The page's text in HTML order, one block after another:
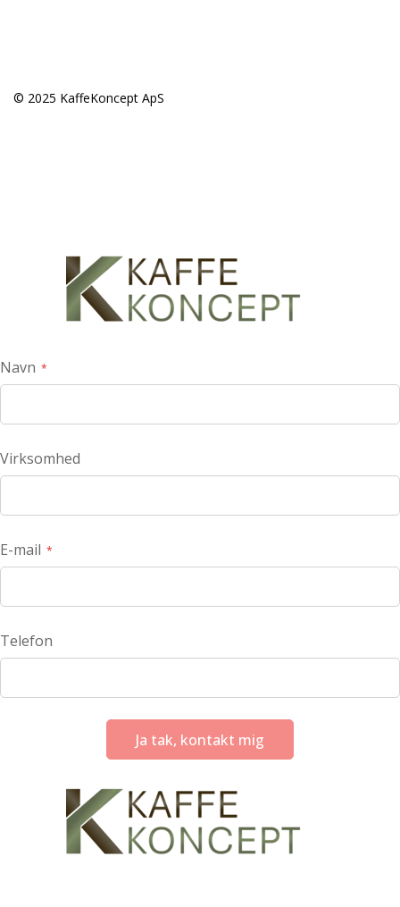
© 2025 KaffeKoncept ApS
Navn
Virksomhed
E-mail
Telefon
Ja tak, kontakt mig